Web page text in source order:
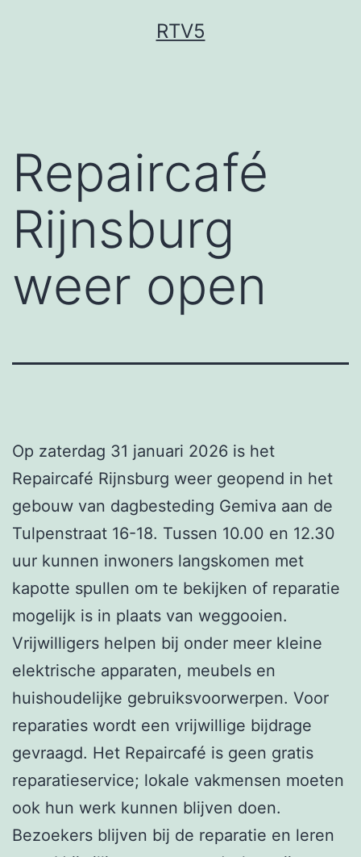
RTV5
Repaircafé
Rijnsburg
weer open
Op zaterdag 31 januari 2026 is het
Repaircafé Rijnsburg weer geopend in het
gebouw van dagbesteding Gemiva aan de
Tulpenstraat 16-18. Tussen 10.00 en 12.30
uur kunnen inwoners langskomen met
kapotte spullen om te bekijken of reparatie
mogelijk is in plaats van weggooien.
Vrijwilligers helpen bij onder meer kleine
elektrische apparaten, meubels en
huishoudelijke gebruiksvoorwerpen. Voor
reparaties wordt een vrijwillige bijdrage
gevraagd. Het Repaircafé is geen gratis
reparatieservice; lokale vakmensen moeten
ook hun werk kunnen blijven doen.
Bezoekers blijven bij de reparatie en leren